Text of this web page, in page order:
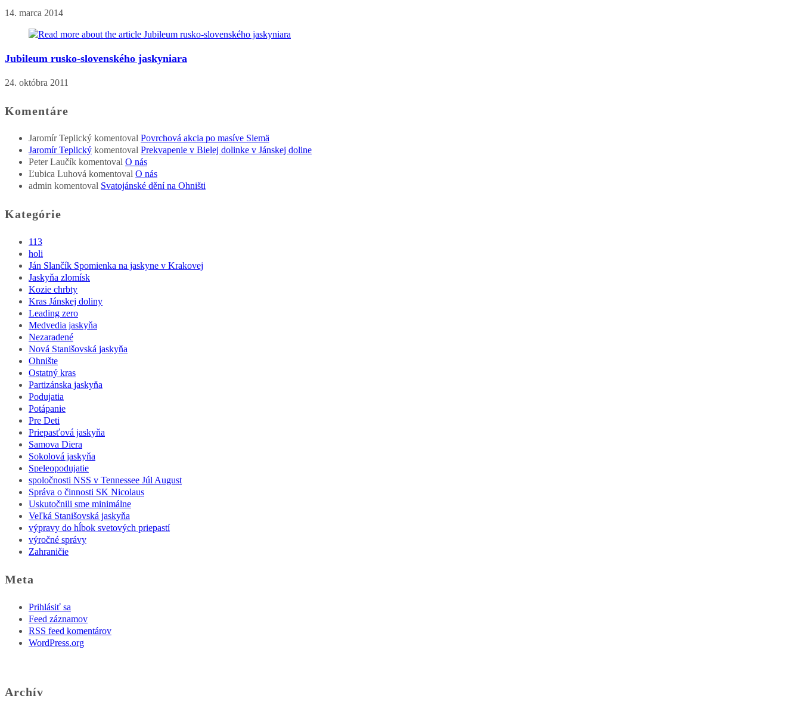
14. marca 2014
Jubileum rusko-slovenského jaskyniara
24. októbra 2011
Komentáre
Jaromír Teplický komentoval Povrchová akcia po masíve Slemä
Jaromír Teplický komentoval Prekvapenie v Bielej dolinke v Jánskej doline
Peter Laučík komentoval O nás
Ľubica Luhová komentoval O nás
admin komentoval Svatojánské dění na Ohništi
Kategórie
113
holi
Ján Slančík Spomienka na jaskyne v Krakovej
Jaskyňa zlomísk
Kozie chrbty
Kras Jánskej doliny
Leading zero
Medvedia jaskyňa
Nezaradené
Nová Stanišovská jaskyňa
Ohnište
Ostatný kras
Partizánska jaskyňa
Podujatia
Potápanie
Pre Deti
Priepasťová jaskyňa
Samova Diera
Sokolová jaskyňa
Speleopodujatie
spoločnosti NSS v Tennessee Júl August
Správa o činnosti SK Nicolaus
Uskutočnili sme minimálne
Veľká Stanišovská jaskyňa
výpravy do hĺbok svetových priepastí
výročné správy
Zahraničie
Meta
Prihlásiť sa
Feed záznamov
RSS feed komentárov
WordPress.org
Archív